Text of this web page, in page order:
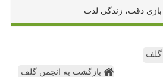
دقت، زندگی لذت
گلف
بازگشت به انجمن گلف